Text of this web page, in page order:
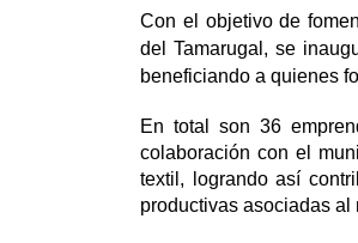
Con el objetivo de
del Tamarugal, se
beneficiando a quienes
En total son 36
colaboración con el
textil, logrando así
productivas asociadas al